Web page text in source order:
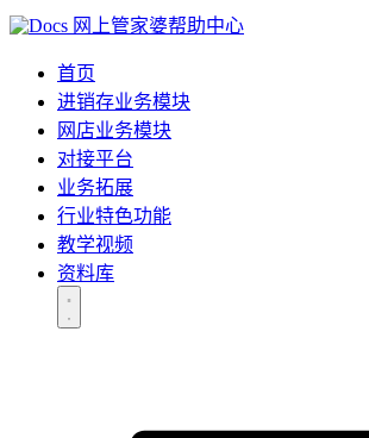
网上管家婆帮助中心
首页
进销存业务模块
网店业务模块
对接平台
业务拓展
行业特色功能
教学视频
资料库